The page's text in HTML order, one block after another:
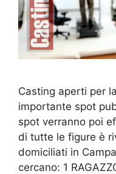
Casting aperti per
importante spot
spot verranno poi
di tutte le figure è
domiciliati in
cercano: 1